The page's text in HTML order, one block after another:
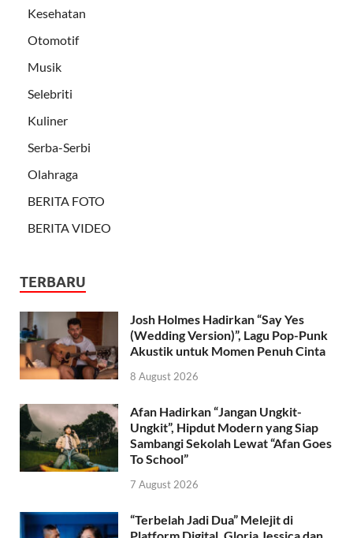
Kesehatan
Otomotif
Musik
Selebriti
Kuliner
Serba-Serbi
Olahraga
BERITA FOTO
BERITA VIDEO
TERBARU
Josh Holmes Hadirkan “Say Yes
(Wedding Version)”, Lagu Pop-Punk
Akustik untuk Momen Penuh Cinta
8 August 2026
Afan Hadirkan “Jangan Ungkit-
Ungkit”, Hipdut Modern yang Siap
Sambangi Sekolah Lewat “Afan Goes
To School”
7 August 2026
“Terbelah Jadi Dua” Melejit di
Platform Digital, Gloria Jessica dan